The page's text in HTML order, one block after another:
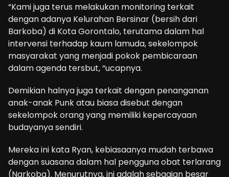
“Kami juga terus melakukan monitoring terkait
dengan adanya Kelurahan Bersinar (bersih dari
Barkoba) di Kota Gorontalo, terutama dalam hal
intervensi terhadap kaum lamuda, sekelompok
masyarakat yang menjadi pokok pembicaraan
dalam agenda tersbut, “ucapnya.
Demikian halnya juga terkait dengan penanganan
anak-anak Punk atau biasa disebut dengan
sekelompok orang yang memiliki kepercayaan
budayanya sendiri.
Mereka ini kata Ryan, kebiasaanya mudah terbawa
dengan suasana dalam hal pengguna obat terlarang
(Narkoba). Menurutnya, ini adalah sebagian besar